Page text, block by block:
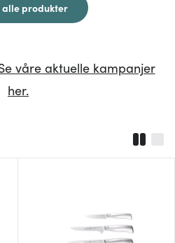
alle produkter
våre aktuelle kampanjer
her.